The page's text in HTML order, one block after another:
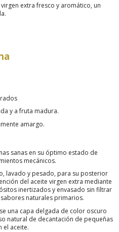
virgen extra fresco y aromático, un
y a fruta madura.
amargo.
sanas en su óptimo estado de
mecánicos.
lavado y pesado, para su posterior
del aceite virgen extra mediante
inertizados y envasado sin filtrar
naturales primarios.
una capa delgada de color oscuro
natural de decantación de pequeñas
el aceite.